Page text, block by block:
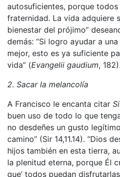
autosuficientes, porque
fraternidad. La vida adquiere
bienestar del prójimo”
demás: “Si logro ayudar a
mejor, esto es ya suficiente
vida” (Evangelii gaudium, 182).
2. Sacar la melancolía
A Francisco le encanta citar
buen uso de todo lo que
no desdeñes un gusto
camino” (Sir 14,11.14). “Dios
hijos también en esta tierra,
la plenitud eterna, porque Él
que’ todos puedan